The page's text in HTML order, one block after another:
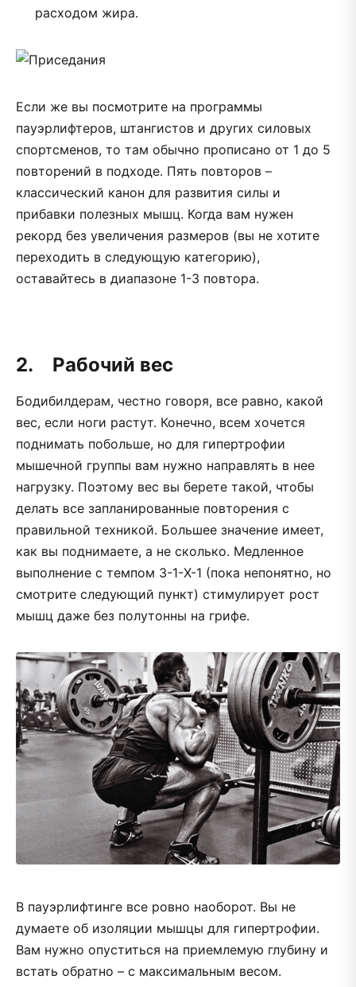
расходом жира.
Если же вы посмотрите на программы
пауэрлифтеров, штангистов и других силовых
спортсменов, то там обычно прописано от 1 до 5
повторений в подходе. Пять повторов –
классический канон для развития силы и
прибавки полезных мышц. Когда вам нужен
рекорд без увеличения размеров (вы не хотите
переходить в следующую категорию),
оставайтесь в диапазоне 1-3 повтора.
2. Рабочий вес
Бодибилдерам, честно говоря, все равно, какой
вес, если ноги растут. Конечно, всем хочется
поднимать побольше, но для гипертрофии
мышечной группы вам нужно направлять в нее
нагрузку. Поэтому вес вы берете такой, чтобы
делать все запланированные повторения с
правильной техникой. Большее значение имеет,
как вы поднимаете, а не сколько. Медленное
выполнение с темпом 3-1-X-1 (пока непонятно, но
смотрите следующий пункт) стимулирует рост
мышц даже без полутонны на грифе.
В пауэрлифтинге все ровно наоборот. Вы не
думаете об изоляции мышцы для гипертрофии.
Вам нужно опуститься на приемлемую глубину и
встать обратно – с максимальным весом.